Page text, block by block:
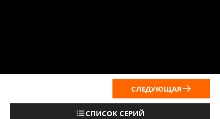
СПИСОК СЕРИЙ
СЛЕДУЮЩАЯ